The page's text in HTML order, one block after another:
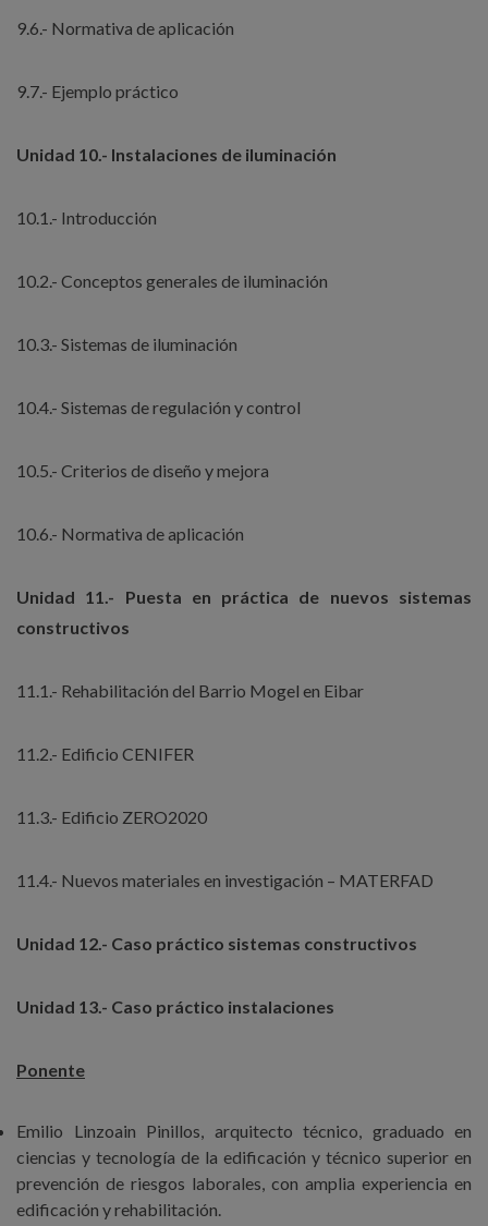
9.6.- Normativa de aplicación
9.7.- Ejemplo práctico
Unidad 10.- Instalaciones de iluminación
10.1.- Introducción
10.2.- Conceptos generales de iluminación
10.3.- Sistemas de iluminación
10.4.- Sistemas de regulación y control
10.5.- Criterios de diseño y mejora
10.6.- Normativa de aplicación
Unidad 11.- Puesta en práctica de nuevos sistemas
constructivos
11.1.- Rehabilitación del Barrio Mogel en Eibar
11.2.- Edificio CENIFER
11.3.- Edificio ZERO2020
11.4.- Nuevos materiales en investigación – MATERFAD
Unidad 12.- Caso práctico sistemas constructivos
Unidad 13.- Caso práctico instalaciones
Ponente
Emilio Linzoain Pinillos, arquitecto técnico, graduado en
ciencias y tecnología de la edificación y técnico superior en
prevención de riesgos laborales, con amplia experiencia en
edificación y rehabilitación.